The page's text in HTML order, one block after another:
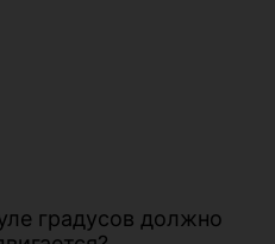
градусов должно